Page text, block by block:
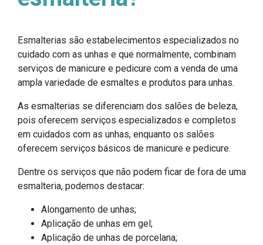
Esmalterias são estabelecimentos especializados no
cuidado com as unhas e que normalmente, combinam
serviços de manicure e pedicure com a venda de uma
ampla variedade de esmaltes e produtos para unhas.
As esmalterias se diferenciam dos salões de beleza,
pois oferecem serviços especializados e completos
em cuidados com as unhas, enquanto os salões
oferecem serviços básicos de manicure e pedicure.
Dentre os serviços que não podem ficar de fora de uma
esmalteria, podemos destacar:
Alongamento de unhas;
Aplicação de unhas em gel;
Aplicação de unhas de porcelana;